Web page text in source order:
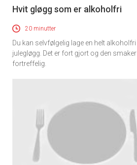
Hvit gløgg som er alkoholfri
20 minutter
Du kan selvfølgelig lage en helt alkoholfri
julegløgg. Det er fort gjort og den smaker
fortreffelig.